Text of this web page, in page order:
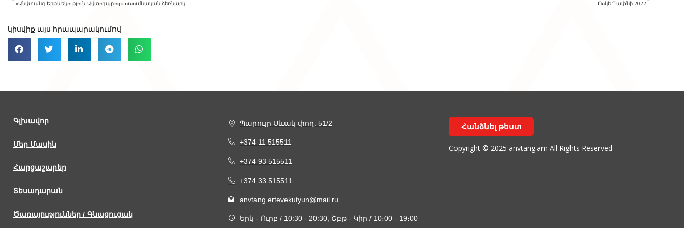
«Անվտանգ Երթևեկություն Ավտոդպրոց» ուսումնական ձեռնարկ Ոսկե Դափնի 2022
կիսվիք այս հրապարակումով
Գլխավոր
Մեր Մասին
Հարցաշարեր
Տեսադարան
Ծառայություններ / Գնացուցակ
Պարույր Սևակ փող. 51/2
+374 11 515511
+374 93 515511
+374 33 515511
anvtang.ertevekutyun@mail.ru
Երկ - Ուրբ / 10:30 - 20:30, Շբթ - Կիր / 10։00 - 19։00
Հանձնել թեստ
Copyright © 2025 anvtang.am All Rights Reserved